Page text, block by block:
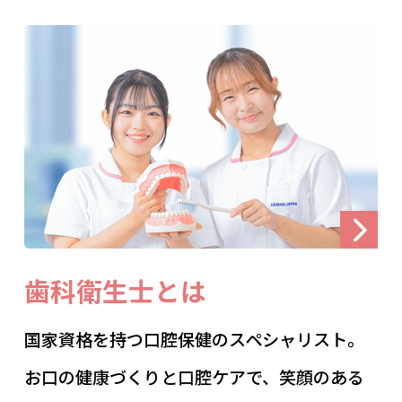
歯科衛生士とは
国家資格を持つ口腔保健のスペシャリスト。
お口の健康づくりと口腔ケアで、笑顔のある